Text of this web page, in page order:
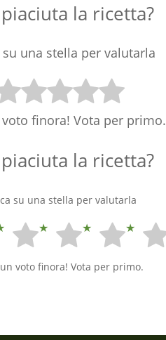
la ricetta?
su una stella per valutarla
finora! Vota per primo.
la ricetta?
su una stella per valutarla
voto finora! Vota per primo.